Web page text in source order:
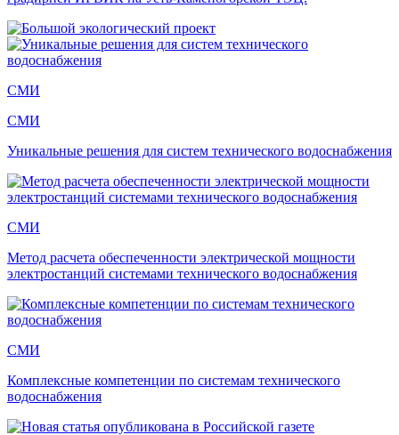
СМИ
СМИ
Уникальные решения для систем технического водоснабжения
СМИ
Метод расчета обеспеченности электрической мощности
электростанций системами технического водоснабжения
СМИ
Комплексные компетенции по системам технического
водоснабжения